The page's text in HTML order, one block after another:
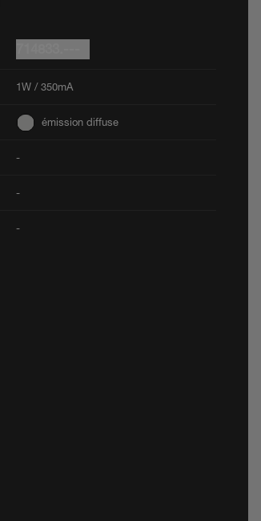
1W / 350mA
émission diffuse
-
-
-